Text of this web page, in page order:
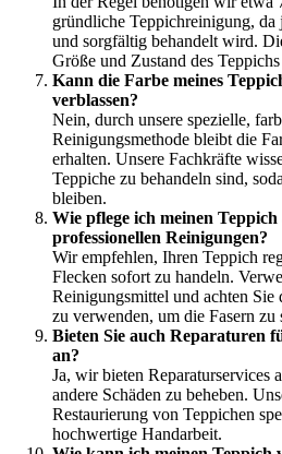
gründliche Teppichreinigung,
und sorgfältig behandelt wird.
Größe und Zustand des
Kann die Farbe meines
verblassen?
Nein, durch unsere spezielle,
Reinigungsmethode bleibt die
erhalten. Unsere Fachkräfte
Teppiche zu behandeln sind,
bleiben.
Wie pflege ich meinen Teppich
professionellen Reinigungen?
Wir empfehlen, Ihren Teppich
Flecken sofort zu handeln.
Reinigungsmittel und achten Sie
zu verwenden, um die Fasern zu
Bieten Sie auch Reparaturen
an?
Ja, wir bieten Reparaturservices
andere Schäden zu beheben.
Restaurierung von Teppichen
hochwertige Handarbeit.